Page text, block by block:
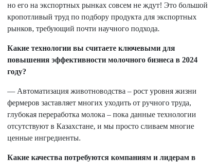
но его на экспортных рынках совсем не ждут! Это большой
кропотливый труд по подбору продукта для экспортных
рынков, требующий почти научного подхода.
Какие технологии вы считаете ключевыми для
повышения эффективности молочного бизнеса в 2024
году?
— Автоматизация животноводства – рост уровня жизни
фермеров заставляет многих уходить от ручного труда,
глубокая переработка молока – пока данные технологии
отсутствуют в Казахстане, и мы просто сливаем многие
ценные ингредиенты.
Какие качества потребуются компаниям и лидерам в